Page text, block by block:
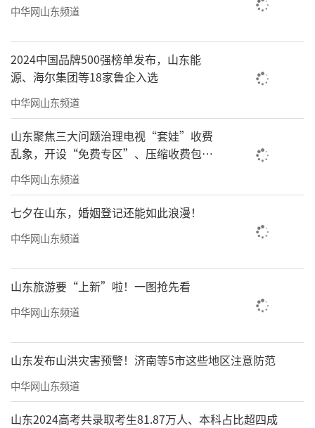
中华网山东频道
2024中国品牌500强榜单发布，山东能
源、海尔集团等18家鲁企入选
中华网山东频道
山东聚焦三大问题治理电视“套娃”收费
乱象，开设“免费专区”、压缩收费包比
例70%以上
中华网山东频道
七夕在山东，婚姻登记还能如此浪漫！
中华网山东频道
山东旅游要“上新”啦！一图抢先看
中华网山东频道
山东发布山洪灾害预警！济南等5市这些地区注意防范
中华网山东频道
山东2024高考共录取考生81.87万人、本科占比超四成